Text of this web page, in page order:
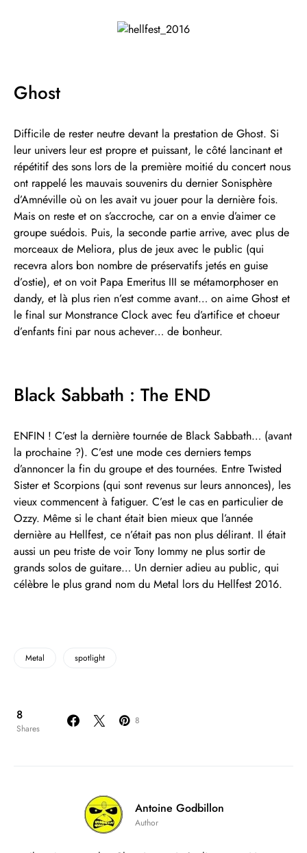
Ghost
Difficile de rester neutre devant la prestation de Ghost. Si
leur univers leur est propre et puissant, le côté lancinant et
répétitif des sons lors de la première moitié du concert nous
ont rappelé les mauvais souvenirs du dernier Sonisphère
d’Amnéville où on les avait vu jouer pour la dernière fois.
Mais on reste et on s’accroche, car on a envie d’aimer ce
groupe suédois. Puis, la seconde partie arrive, avec plus de
morceaux de Meliora, plus de jeux avec le public (qui
recevra alors bon nombre de préservatifs jetés en guise
d’ostie), et on voit Papa Emeritus III se métamorphoser en
dandy, et là plus rien n’est comme avant… on aime Ghost et
le final sur Monstrance Clock avec feu d’artifice et choeur
d’enfants fini par nous achever… de bonheur.
Black Sabbath : The END
ENFIN ! C’est la dernière tournée de Black Sabbath… (avant
la prochaine ?). C’est une mode ces derniers temps
d’annoncer la fin du groupe et des tournées. Entre Twisted
Sister et Scorpions (qui sont revenus sur leurs annonces), les
vieux commencent à fatiguer. C’est le cas en particulier de
Ozzy. Même si le chant était bien mieux que l’année
dernière au Hellfest, ce n’était pas non plus délirant. Il était
aussi un peu triste de voir Tony Iommy ne plus sortir de
grands solos de guitare… Un dernier adieu au public, qui
célèbre le plus grand nom du Metal lors du Hellfest 2016.
Metal spotlight
8
Shares
8
Antoine Godbillon
Author